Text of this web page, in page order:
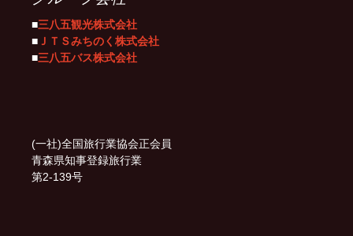
■三八五観光株式会社
■ ＪＴＳみちのく株式会社
■三八五バス株式会社
(一社)全国旅行業協会正会員
青森県知事登録旅行業
第2-139号